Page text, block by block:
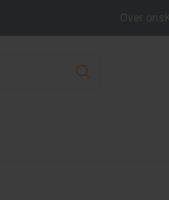
Over ons